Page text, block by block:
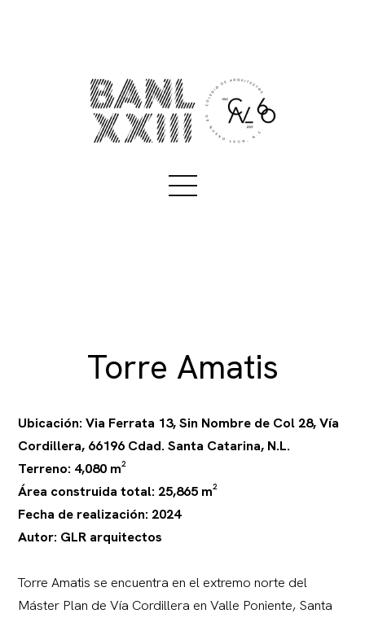
Torre Amatis
Ubicación: Via Ferrata 13, Sin Nombre de Col 28, Vía
Cordillera, 66196 Cdad. Santa Catarina, N.L.
Terreno: 4,080 m²
Área construida total: 25,865 m²
Fecha de realización: 2024
Autor: GLR arquitectos
Torre Amatis se encuentra en el extremo norte del
Máster Plan de Vía Cordillera en Valle Poniente, Santa